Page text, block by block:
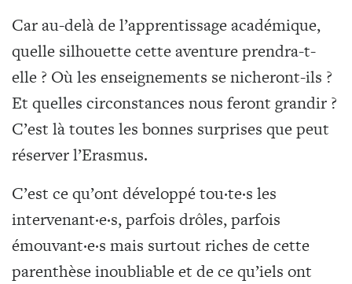
Car au-delà de l’apprentissage académique,
quelle silhouette cette aventure prendra-t-
elle ? Où les enseignements se nicheront-ils ?
Et quelles circonstances nous feront grandir ?
C’est là toutes les bonnes surprises que peut
réserver l’Erasmus.
C’est ce qu’ont développé tou·te·s les
intervenant·e·s, parfois drôles, parfois
émouvant·e·s mais surtout riches de cette
parenthèse inoubliable et de ce qu’iels ont